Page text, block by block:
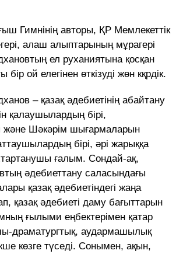
Гимнінің авторы, ҚР Мемлекеттік
алаш алыптарының мұрагері
ел руханиятына қосқан
бір ой елегінен өткізуді жөн кқрдік.
– қазақ әдебиетінің абайтану
қалаушылардың бірі,
және Шәкәрім шығармаларын
бірі, әрі жарыққа
ғалым. Сондай-ақ,
әдебиеттану саласындағы
қазақ әдебиетіндегі жаңа
қазақ әдебиеті даму бағыттарын
ғылыми еңбектерімен қатар
драматургтық, аудармашылық
көзге түседі. Сонымен, ақын,